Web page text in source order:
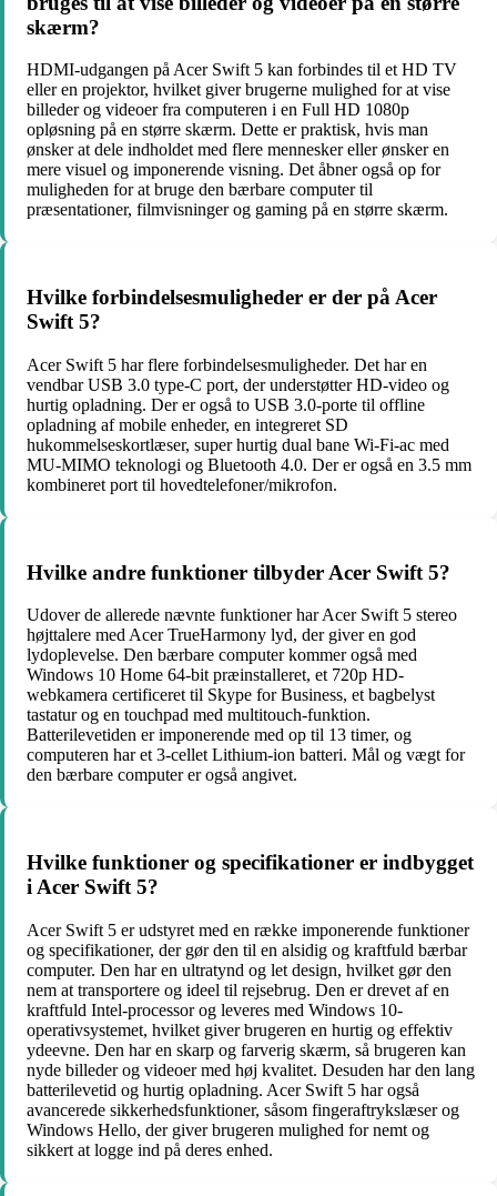
skærm?
HDMI-udgangen på Acer Swift 5 kan forbindes til et HD TV
eller en projektor, hvilket giver brugerne mulighed for at vise
billeder og videoer fra computeren i en Full HD 1080p
opløsning på en større skærm. Dette er praktisk, hvis man
ønsker at dele indholdet med flere mennesker eller ønsker en
mere visuel og imponerende visning. Det åbner også op for
muligheden for at bruge den bærbare computer til
præsentationer, filmvisninger og gaming på en større skærm.
Hvilke forbindelsesmuligheder er der på Acer
Swift 5?
Acer Swift 5 har flere forbindelsesmuligheder. Det har en
vendbar USB 3.0 type-C port, der understøtter HD-video og
hurtig opladning. Der er også to USB 3.0-porte til offline
opladning af mobile enheder, en integreret SD
hukommelseskortlæser, super hurtig dual bane Wi-Fi-ac med
MU-MIMO teknologi og Bluetooth 4.0. Der er også en 3.5 mm
kombineret port til hovedtelefoner/mikrofon.
Hvilke andre funktioner tilbyder Acer Swift 5?
Udover de allerede nævnte funktioner har Acer Swift 5 stereo
højttalere med Acer TrueHarmony lyd, der giver en god
lydoplevelse. Den bærbare computer kommer også med
Windows 10 Home 64-bit præinstalleret, et 720p HD-
webkamera certificeret til Skype for Business, et bagbelyst
tastatur og en touchpad med multitouch-funktion.
Batterilevetiden er imponerende med op til 13 timer, og
computeren har et 3-cellet Lithium-ion batteri. Mål og vægt for
den bærbare computer er også angivet.
Hvilke funktioner og specifikationer er indbygget
i Acer Swift 5?
Acer Swift 5 er udstyret med en række imponerende funktioner
og specifikationer, der gør den til en alsidig og kraftfuld bærbar
computer. Den har en ultratynd og let design, hvilket gør den
nem at transportere og ideel til rejsebrug. Den er drevet af en
kraftfuld Intel-processor og leveres med Windows 10-
operativsystemet, hvilket giver brugeren en hurtig og effektiv
ydeevne. Den har en skarp og farverig skærm, så brugeren kan
nyde billeder og videoer med høj kvalitet. Desuden har den lang
batterilevetid og hurtig opladning. Acer Swift 5 har også
avancerede sikkerhedsfunktioner, såsom fingeraftrykslæser og
Windows Hello, der giver brugeren mulighed for nemt og
sikkert at logge ind på deres enhed.